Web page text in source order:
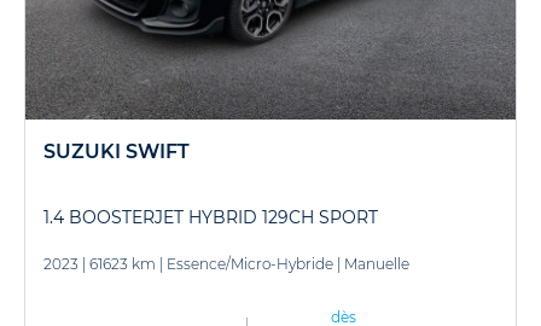
SUZUKI SWIFT
1.4 BOOSTERJET HYBRID 129CH SPORT
2023 61623 km Essence/Micro-Hybride Manuelle
dès